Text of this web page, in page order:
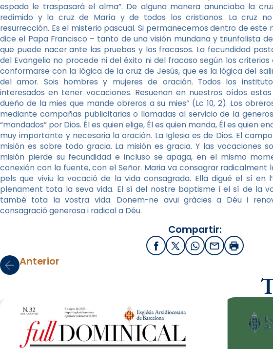
espada le traspasará el alma”. De alguna manera anunciaba la
redimido y la cruz de María y de todos los cristianos. La cruz
resurrección. Es el misterio pascual. Si permanecemos dentro de este
dice el Papa Francisco – tanto de una visión mundana y triunfalista
que puede nacer ante las pruebas y los fracasos. La fecundidad
del Evangelio no procede ni del éxito ni del fracaso según los
conformarse con la lógica de la cruz de Jesús, que es la lógica del
del amor. Sois hombres y mujeres de oración. Todos los
interesados en tener vocaciones. Resuenan en nuestros oídos
dueño de la mies que mande obreros a su mies” (Lc 10, 2). Los
mediante campañas publicitarias o llamadas al servicio de la
“mandados” por Dios. Él es quien elige, Él es quien manda, Él es quien
muy importante y necesaria la oración. La Iglesia es de Dios. El
misión es sobre todo gracia. La misión es gracia. Y las vocaciones
misión pierde su fecundidad e incluso se apaga, en el mismo
conexión con la fuente, con el Señor. Maria va consagrar radicalment
pels que viviu la vocació de la vida consagrada. Ella digué el sí en
plenament tota la seva vida. El sí del nostre baptisme i el sí de la
també tota la vostra vida. Donem-ne avui gràcies a Déu i
consagració generosa i radical a Déu.
Compartir:
FacebookX / Twitter
WhatsApp
EmailImprimir
Anterior